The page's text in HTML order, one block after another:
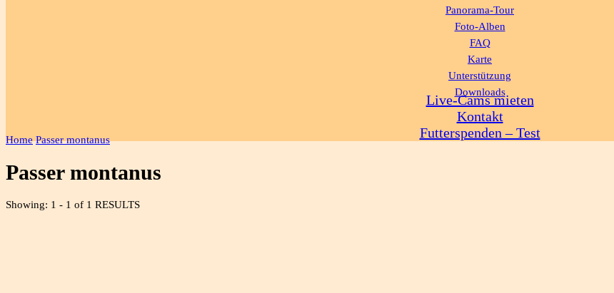
Panorama-Tour
Foto-Alben
FAQ
Karte
Unterstützung
Downloads
Live-Cams mieten
Kontakt
Futterspenden – Test
Home Passer montanus
Passer montanus
Showing: 1 - 1 of 1 RESULTS